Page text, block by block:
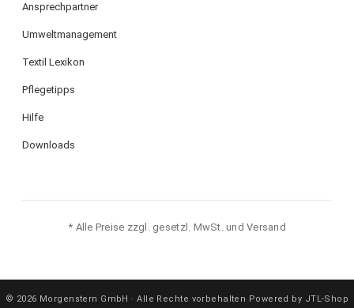
Ansprechpartner
Umweltmanagement
Textil Lexikon
Pflegetipps
Hilfe
Downloads
* Alle Preise zzgl. gesetzl. MwSt. und Versand
© 2026 Morgenstern GmbH · Alle Rechte vorbehalten· Powered by JTL-Shop